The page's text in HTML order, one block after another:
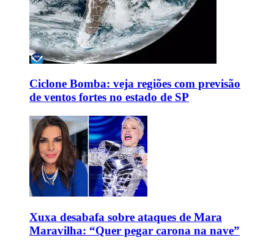
Ciclone Bomba: veja regiões com previsão
de ventos fortes no estado de SP
Xuxa desabafa sobre ataques de Mara
Maravilha: “Quer pegar carona na nave”